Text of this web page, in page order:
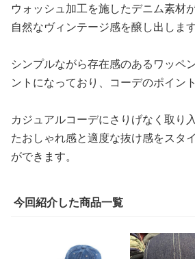
ウォッシュ加工を施したデニム素材
自然なヴィンテージ感を醸し出します
シンプルながら存在感のあるワッペ
ントになっており、コーデのポイン
カジュアルコーデにさりげなく取り
たおしゃれ感と適度な抜け感をスタ
ができます。
今回紹介した商品一覧